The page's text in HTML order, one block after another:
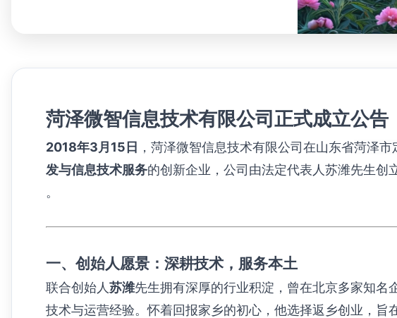
菏泽微智信息技术有限公司正式成立公告
2018年3月15日 ，菏泽微智信息技术有限公司在山东省菏泽市
发与信息技术服务的创新企业，公司由法定代表人苏潍先生
。
一、创始人愿景：深耕技术，服务本土
联合创始人苏潍先生拥有深厚的行业积淀，曾在北京多家知
技术与运营经验。怀着回报家乡的初心，他选择返乡创业，